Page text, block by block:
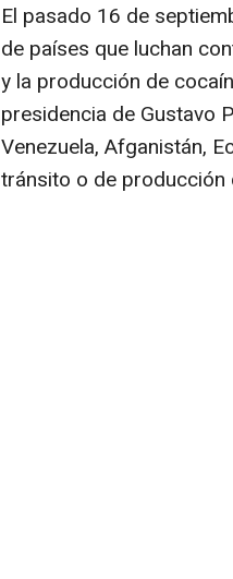
El pasado 16 de
de países que luchan
y la producción de
presidencia de Gustavo
Venezuela, Afganistán,
tránsito o de producción